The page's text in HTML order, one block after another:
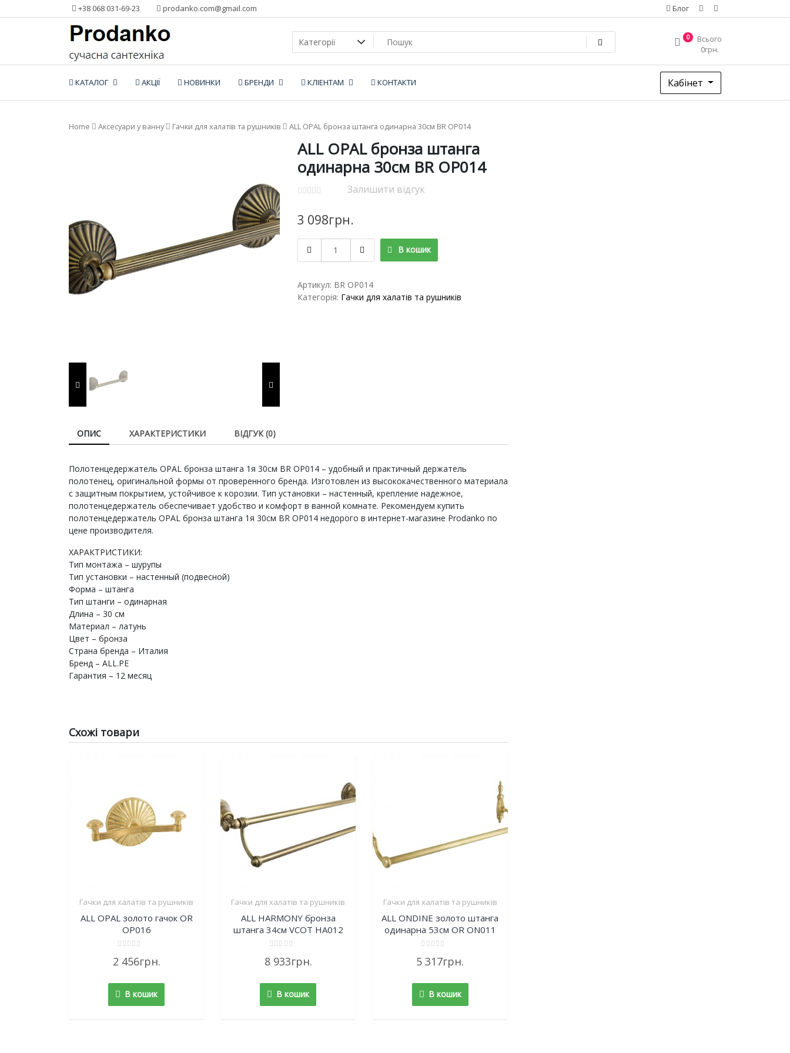
контент
+38 068 031-69-23 prodanko.com@gmail.com Блог
0
Всього
0грн.
КАТАЛОГ АКЦІЇ НОВИНКИ БРЕНДИ КЛІЕНТАМ КОНТАКТИ Кабінет
Home Аксесуари у ванну Гачки для халатів та рушників ALL OPAL бронза штанга одинарна 30см BR OP014
ALL OPAL бронза штанга
одинарна 30см BR OP014
Залишити відгук
3 098грн.
OPAL
штанга
одинарна
30см
В кошик
Артикул: BR OP014
Категорія: Гачки для халатів та рушників
ОПИС ХАРАКТЕРИСТИКИ ВІДГУК (0)
Полотенцедержатель OPAL бронза штанга 1я 30см BR OP014 – удобный и практичный держатель
полотенец, оригинальной формы от проверенного бренда. Изготовлен из высококачественного материала
с защитным покрытием, устойчивое к корозии. Тип установки – настенный, крепление надежное,
полотенцедержатель обеспечивает удобство и комфорт в ванной комнате. Рекомендуем купить
полотенцедержатель OPAL бронза штанга 1я 30см BR OP014 недорого в интернет-магазине Prodanko по
цене производителя.
ХАРАКТРИСТИКИ:
Тип монтажа – шурупы
Тип установки – настенный (подвесной)
Форма – штанга
Тип штанги – одинарная
Длина – 30 см
Материал – латунь
Цвет – бронза
Страна бренда – Италия
Бренд – ALL.PE
Гарантия – 12 месяц
Схожі товари
Гачки для халатів та рушників
ALL OPAL золото гачок OR
OP016
0
out
5
2 456грн.
В кошик
Гачки для халатів та рушників
ALL HARMONY бронза
штанга 34см VCOT HA012
0
out
5
8 933грн.
В кошик
Гачки для халатів та рушників
ALL ONDINE золото штанга
одинарна 53см OR ON011
0
out
5
5 317грн.
В кошик